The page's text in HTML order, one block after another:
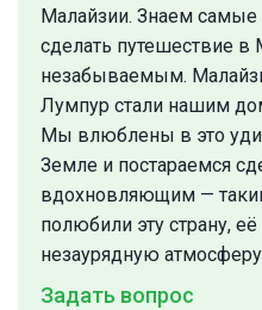
Малайзии. Знаем самые
сделать путешествие
незабываемым.
Лумпур стали нашим
Мы влюблены в это
Земле и постараемся
вдохновляющим —
полюбили эту страну,
незаурядную
Задать вопрос